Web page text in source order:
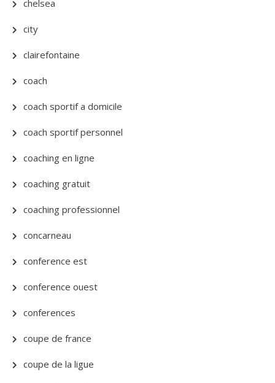
chelsea
city
clairefontaine
coach
coach sportif a domicile
coach sportif personnel
coaching en ligne
coaching gratuit
coaching professionnel
concarneau
conference est
conference ouest
conferences
coupe de france
coupe de la ligue